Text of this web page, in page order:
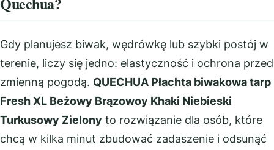
Gdy planujesz biwak, wędrówkę lub szybki postój w
terenie, liczy się jedno: elastyczność i ochrona przed
zmienną pogodą. QUECHUA Płachta biwakowa tarp
Fresh XL Beżowy Brązowoy Khaki Niebieski
Turkusowy Zielony to rozwiązanie dla osób, które
chcą w kilka minut zbudować zadaszenie i odsunąć